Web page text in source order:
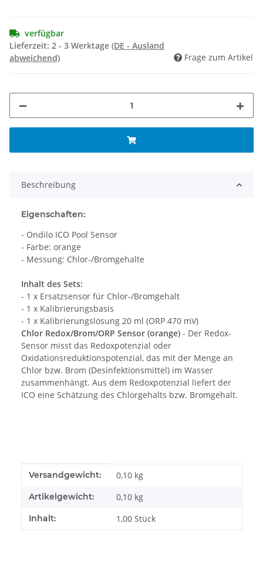
verfügbar
Lieferzeit: 2 - 3 Werktage (DE - Ausland
abweichend)
Frage zum Artikel
Beschreibung
Eigenschaften:
- Ondilo ICO Pool Sensor
- Farbe: orange
- Messung: Chlor-/Bromgehalte
Inhalt des Sets:
- 1 x Ersatzsensor für Chlor-/Bromgehalt
- 1 x Kalibrierungsbasis
- 1 x Kalibrierungslösung 20 ml (ORP 470 mV)
Chlor Redox/Brom/ORP Sensor (orange) - Der Redox-
Sensor misst das Redoxpotenzial oder
Oxidationsreduktionspotenzial, das mit der Menge an
Chlor bzw. Brom (Desinfektionsmittel) im Wasser
zusammenhängt. Aus dem Redoxpotenzial liefert der
ICO eine Schätzung des Chlorgehalts bzw. Bromgehalt.
Produkteigenschaft
Wert
Versandgewicht: 0,10 kg
Artikelgewicht: 0,10 kg
Inhalt: 1,00 Stück